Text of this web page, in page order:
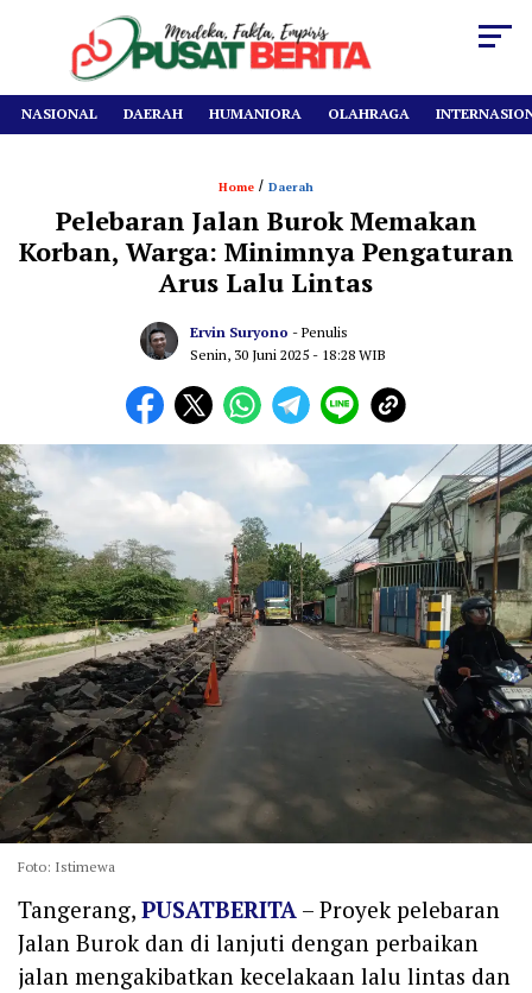
NASIONAL DAERAH HUMANIORA OLAHRAGA
Home / Daerah
Pelebaran Jalan Burok Memakan
Korban, Warga: Minimnya Pengaturan
Arus Lalu Lintas
Ervin Suryono - Penulis
Senin, 30 Juni 2025 - 18:28 WIB
Foto: Istimewa
Tangerang, PUSATBERITA – Proyek pelebaran
Jalan Burok dan di lanjuti dengan perbaikan
jalan mengakibatkan kecelakaan lalu lintas dan